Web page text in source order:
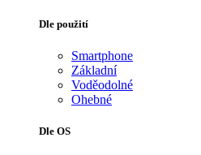
Dle použití
Smartphone
Základní
Voděodolné
Ohebné
Dle OS